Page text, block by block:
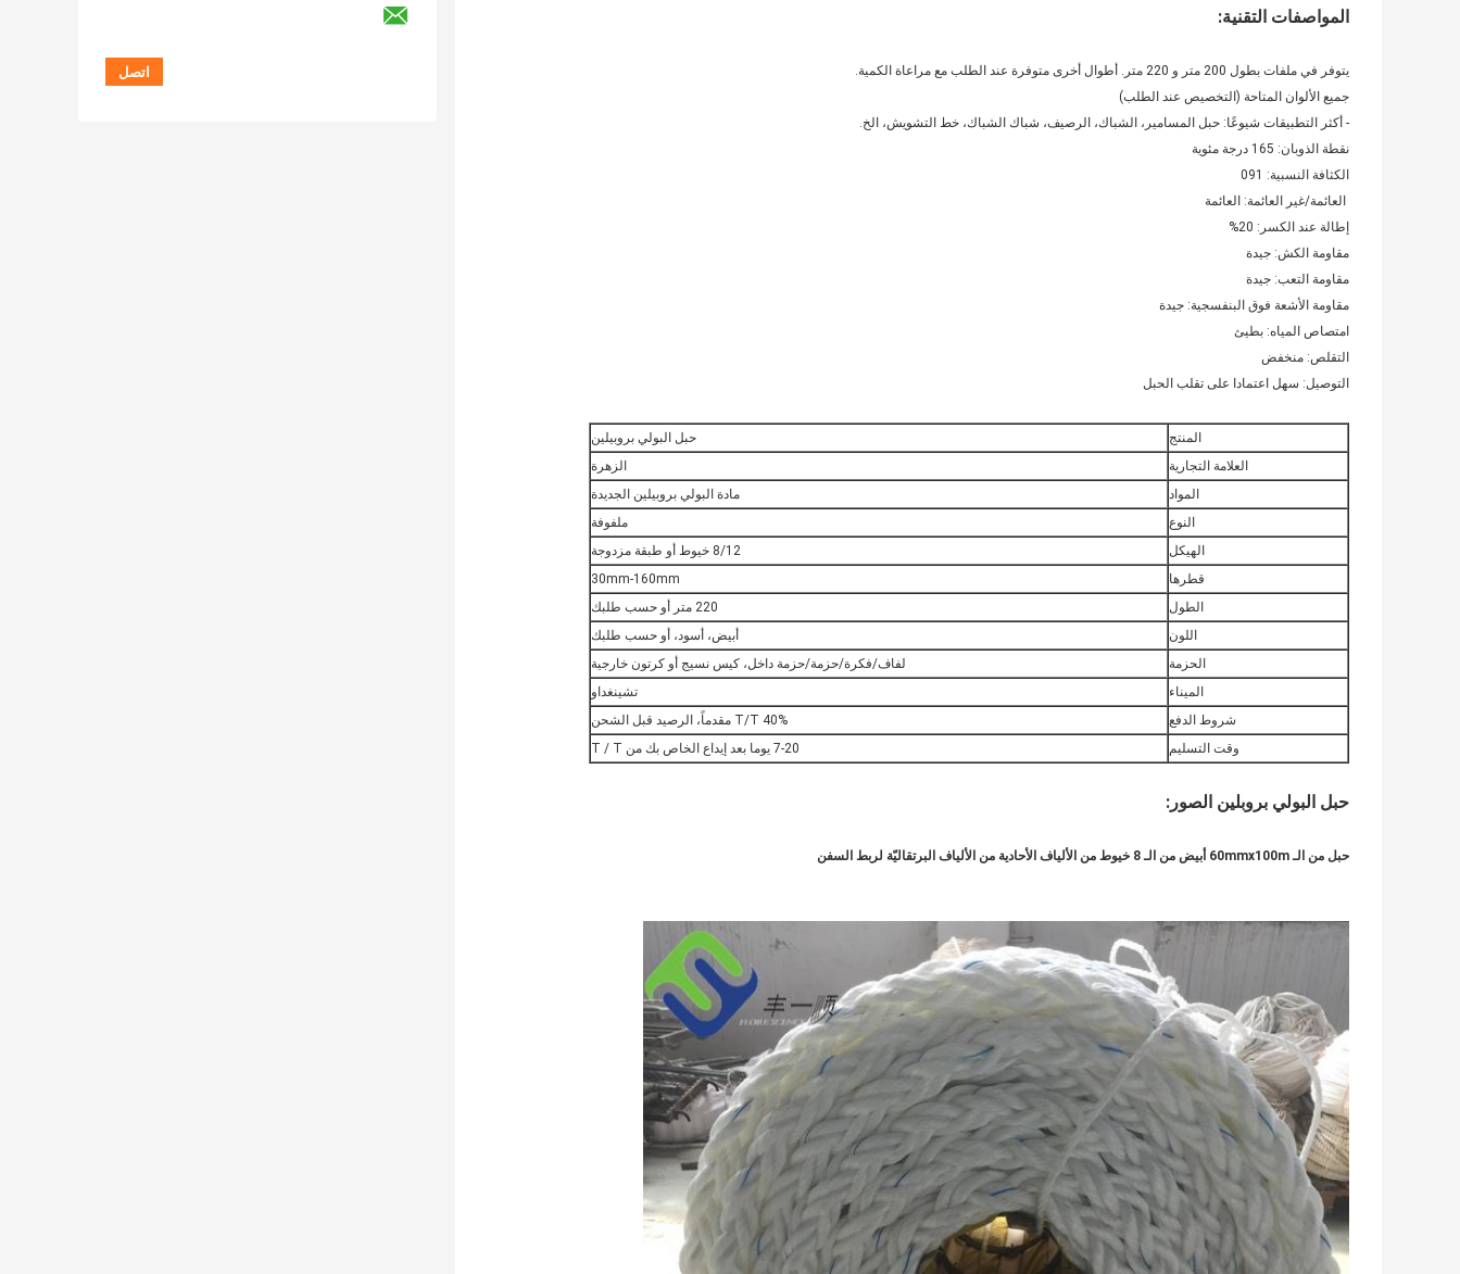
المواصفات التقنية:
يتوفر في ملفات بطول 200 متر و 220 متر. أطوال أخرى متوفرة عند الطلب مع مراعاة الكمية.
جميع الألوان المتاحة (التخصيص عند الطلب)
- أكثر التطبيقات شيوعًا: حبل المسامير، الشباك، الرصيف، شباك الشباك، خط التشويش، الخ.
نقطة الذوبان: 165 درجة مئوية
الكثافة النسبية: 091
️ العائمة/غير العائمة: العائمة
إطالة عند الكسر: 20%
مقاومة الكش: جيدة
مقاومة التعب: جيدة
مقاومة الأشعة فوق البنفسجية: جيدة
امتصاص المياه: بطيئ
التقلص: منخفض
التوصيل: سهل اعتمادا على تقلب الحبل
المنتج
حبل البولي بروبيلين
العلامة التجارية
الزهرة
المواد
مادة البولي بروبيلين الجديدة
النوع
ملفوفة
الهيكل
8/12 خيوط أو طبقة مزدوجة
قطرها
30mm-160mm
الطول
220 متر أو حسب طلبك
اللون
أبيض، أسود، أو حسب طلبك
الحزمة
لفاف/فكرة/حزمة/حزمة داخل، كيس نسيج أو كرتون خارجية
الميناء
تشينغداو
شروط الدفع
T/T 40% مقدماً، الرصيد قبل الشحن
وقت التسليم
7-20 يوما بعد إيداع الخاص بك من T / T
حبل البولي بروبلين الصور:
حبل من الـ 60mmx100m أبيض من الـ 8 خيوط من الألياف الأحادية من الألياف البرتقاليّة لربط السفن